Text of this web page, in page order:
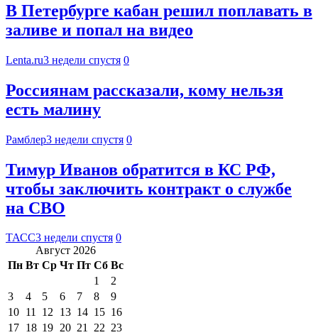
В Петербурге кабан решил поплавать в
заливе и попал на видео
Lenta.ru3 недели спустя 0
Россиянам рассказали, кому нельзя
есть малину
Рамблер3 недели спустя 0
Тимур Иванов обратится в КС РФ,
чтобы заключить контракт о службе
на СВО
ТАСС3 недели спустя 0
Август 2026
Пн Вт Ср Чт Пт Сб Вс
1
2
3
4 5 6 7 8
9
10 11 12 13 14 15 16
17 18 19 20 21 22 23